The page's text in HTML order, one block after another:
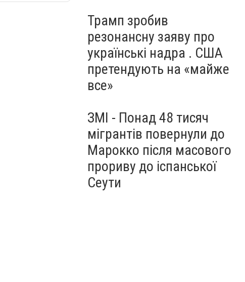
Трамп зробив
резонансну заяву про
українські надра . США
претендують на «майже
все»
ЗМІ - Понад 48 тисяч
мігрантів повернули до
Марокко після масового
прориву до іспанської
Сеути